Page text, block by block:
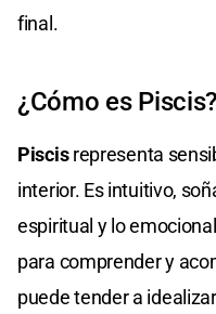
final.
¿Cómo es Piscis?
Piscisrepresenta
interior. Es intuitivo,
espiritual y lo
para comprender y
puede tender a